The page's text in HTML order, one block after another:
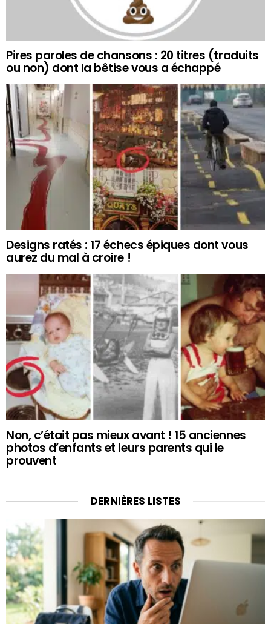
Pires paroles de chansons : 20 titres (traduits
ou non) dont la bêtise vous a échappé
Designs ratés : 17 échecs épiques dont vous
aurez du mal à croire !
Non, c’était pas mieux avant ! 15 anciennes
photos d’enfants et leurs parents qui le
prouvent
DERNIÈRES LISTES